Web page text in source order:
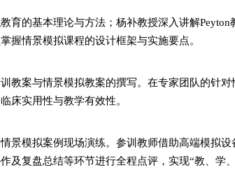
育的基本理论与方法；杨补教授深入讲解Peyton
握情景模拟课程的设计框架与实施要点。
教案与情景模拟教案的撰写。在专家团队的针对
床实用性与教学有效性。
景模拟案例现场演练。参训教师借助高端模拟设
及复盘总结等环节进行全程点评，实现“教、学